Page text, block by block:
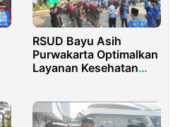
RSUD Bayu Asih
Purwakarta Optimalkan
Layanan Kesehatan